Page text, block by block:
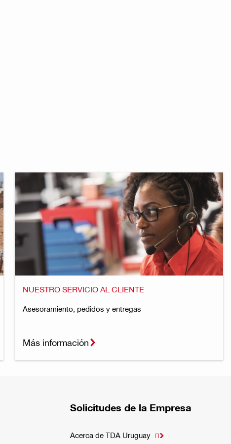
NUESTRO SERVICIO AL CLIENTE
Asesoramiento, pedidos y entregas
Más información
Solicitudes de la Empresa
Acerca de TDA Uruguay 